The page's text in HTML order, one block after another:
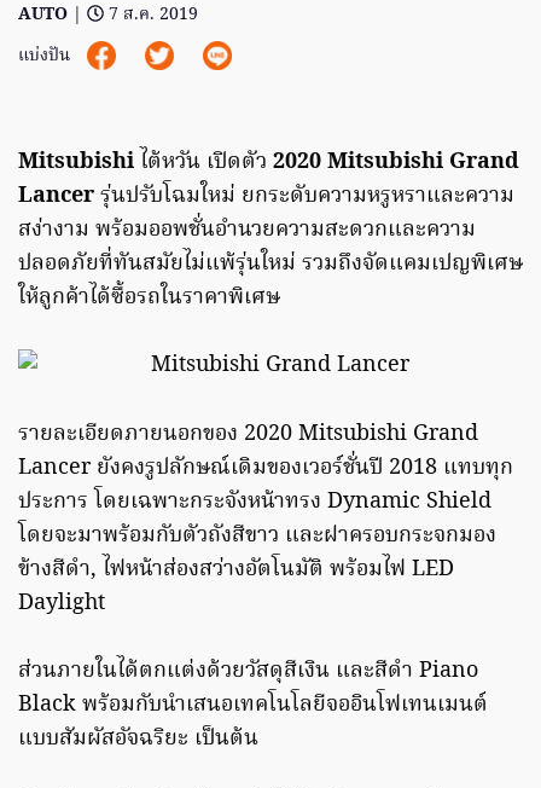
AUTO |
7 ส.ค. 2019
แบ่งปัน
Mitsubishi ไต้หวัน เปิดตัว 2020 Mitsubishi Grand
Lancerรุ่นปรับโฉมใหม่ ยกระดับความหรูหราและความ
สง่างาม พร้อมออพชั่นอำนวยความสะดวกและความ
ปลอดภัยที่ทันสมัยไม่แพ้รุ่นใหม่ รวมถึงจัดแคมเปญพิเศษ
ให้ลูกค้าได้ซื้อรถในราคาพิเศษ
รายละเอียดภายนอกของ 2020 Mitsubishi Grand
Lancer ยังคงรูปลักษณ์เดิมของเวอร์ชั่นปี 2018 แทบทุก
ประการ โดยเฉพาะกระจังหน้าทรง Dynamic Shield
โดยจะมาพร้อมกับตัวถังสีขาว และฝาครอบกระจกมอง
ข้างสีดำ, ไฟหน้าส่องสว่างอัตโนมัติ พร้อมไฟ LED
Daylight
ส่วนภายในได้ตกแต่งด้วยวัสดุสีเงิน และสีดำ Piano
Black พร้อมกับนำเสนอเทคโนโลยีจออินโฟเทนเมนต์
แบบสัมผัสอัจฉริยะ เป็นต้น